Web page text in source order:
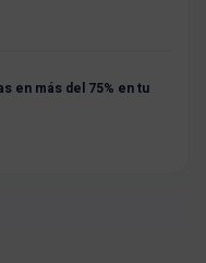
en más del 75% en tu